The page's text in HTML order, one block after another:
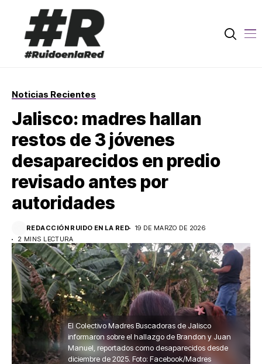
Noticias Recientes
Jalisco: madres hallan
restos de 3 jóvenes
desaparecidos en predio
revisado antes por
autoridades
REDACCIÓN RUIDO EN LA RED
19 DE MARZO DE 2026
2 MINS LECTURA
El Colectivo Madres Buscadoras de Jalisco
informaron sobre el hallazgo de Brandon y Juan
Manuel, reportados como desaparecidos desde
diciembre de 2025. Foto: Facebook/Madres